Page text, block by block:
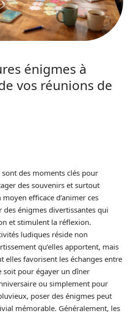
énigmes à
vos réunions de
des moments clés pour
des souvenirs et surtout
efficace d’animer ces
des énigmes divertissantes qui
et stimulent la réflexion.
ludiques réside non
qu’elles apportent, mais
elles favorisent les échanges entre
soit pour égayer un dîner
ou simplement pour
poser des énigmes peut
mémorable. Généralement, les